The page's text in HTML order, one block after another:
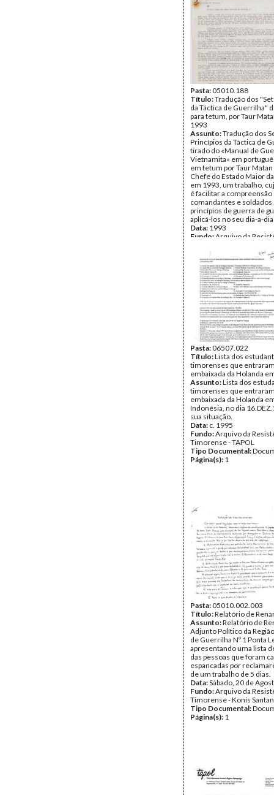
Pasta:05010.188
Título:Tradução dos
da Táctica de Guerrilha"
para tetum, por Taur
1993
Assunto:Tradução dos
Princípios da Táctica de
tirado do «Manual de
Vietnamita» em
em tetum por Taur Matan
Chefe do Estado Maior
em 1993, um trabalho,
é facilitar a compreensão
comandantes e
princípios de guerra de
aplicá-los no seu dia-a-dia
Data: 1993
Fundo: Arquivo da
Página(s):9
Pasta:06507.022
Título:Lista dos
timorenses que
embaixada da Holanda
Assunto:Lista dos
timorenses que
embaixada da Holanda
Indonésia, no dia
sua situação.
Data: c. 1995
Fundo:Arquivo da
Timorense - TAPOL
Tipo Documental:
Página(s): 1
Pasta:05010.002.003
Título:Relatório de
Assunto:Relatório de
Adjunto Político da
de Guerrilha Nº 1 Ponta
apresentando uma lista
das pessoas que foram
espancadas por
de um trabalho de 5 dias.
Data:Sábado, 20 de
Fundo:Arquivo da
Timorense - Konis
Tipo Documental:
Página(s): 1